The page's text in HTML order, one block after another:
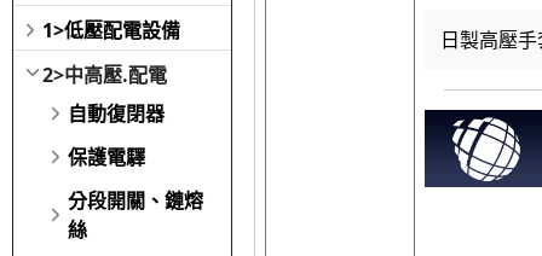
1>低壓配電設備
2>中高壓.配電
自動復閉器
保護電驛
分段開關、鏈熔
絲
日製高壓